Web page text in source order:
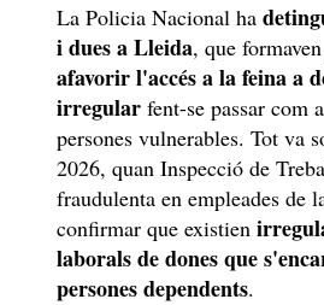
La Policia Nacional ha
i dues a Lleida, que
afavorir l'accés a la feina a
irregular fent-se passar com
persones vulnerables. Tot va
2026, quan Inspecció de
fraudulenta en empleades de
confirmar que existien
laborals de dones que
persones dependents.